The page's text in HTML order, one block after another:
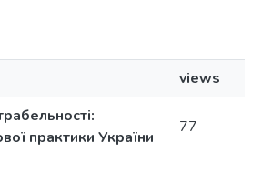
views
практики України
77